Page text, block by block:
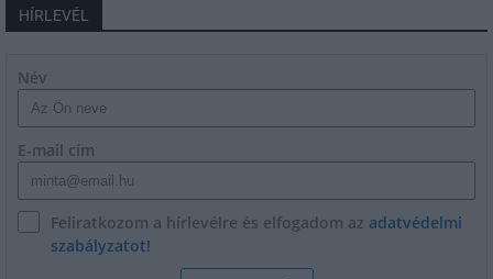
HÍRLEVÉL
Név
E-mail cím
Feliratkozom a hírlevélre és elfogadom az adatvédelmi
szabályzatot!